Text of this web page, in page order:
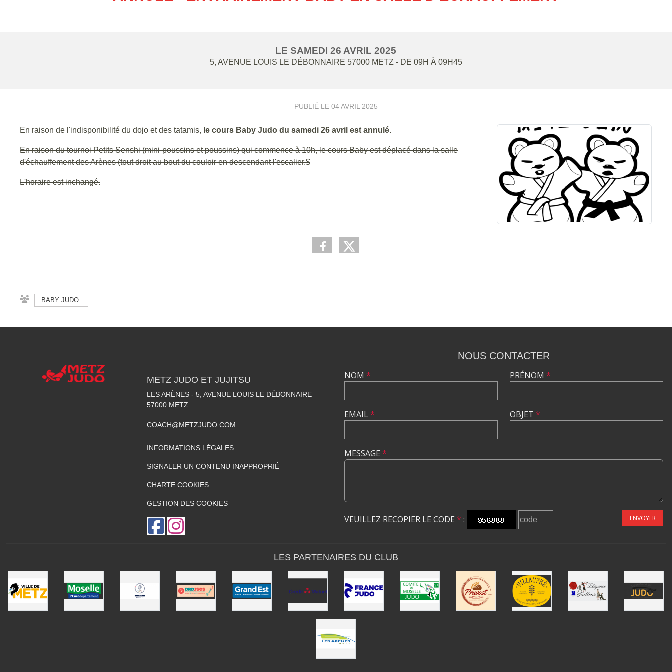
LE SAMEDI 26 AVRIL 2025
5, AVENUE LOUIS LE DÉBONNAIRE 57000 METZ - DE 09H À 09H45
PUBLIÉ LE 04 AVRIL 2025
En raison de l'indisponibilité du dojo et des tatamis, le cours Baby Judo du samedi 26 avril est annulé.
En raison du tournoi Petits Senshi (mini-poussins et poussins) qui commence à 10h, le cours Baby est déplacé dans la salle
d'échauffement des Arènes (tout droit au bout du couloir en descendant l'escalier.$
L'horaire est inchangé.
BABY JUDO
METZ JUDO ET JUJITSU
LES ARÈNES - 5, AVENUE LOUIS LE DÉBONNAIRE
57000 METZ
COACH@METZJUDO.COM
INFORMATIONS LÉGALES
SIGNALER UN CONTENU INAPPROPRIÉ
CHARTE COOKIES
GESTION DES COOKIES
NOUS CONTACTER
NOM *
EMAIL*
PRÉNOM *
OBJET *
MESSAGE *
VEUILLEZ RECOPIER LE CODE * : ENVOYER
LES PARTENAIRES DU CLUB